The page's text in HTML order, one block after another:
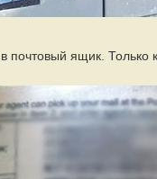
ящик. Только